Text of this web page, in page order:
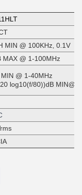
MIN @ 100KHz, 0.1V
MAX @ 1-100MHz
@ 1-40MHz
log10(f/80))dB MIN@